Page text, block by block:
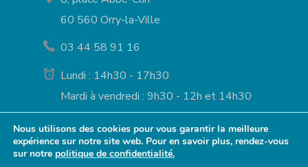
60 560 Orry-la-Ville
03 44 58 91 16
Lundi : 14h30 - 17h30
Mardi à vendredi : 9h30 - 12h et 14h30
- 17h30
Samedi : 9h30 - 12h
Nous utilisons des cookies pour vous garantir la meilleure
expérience sur notre site web. Pour en savoir plus, rendez-vous
sur notre politique de confidentialité.